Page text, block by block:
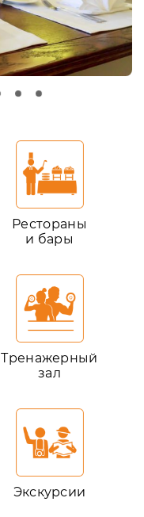
Рестораны
и бары
Тренажерный
зал
Экскурсии